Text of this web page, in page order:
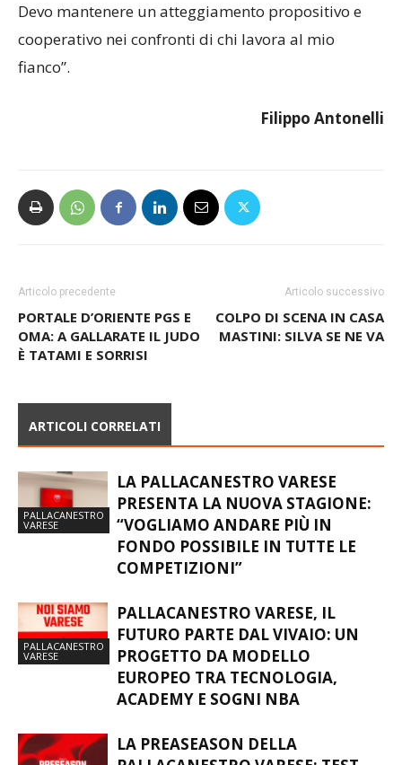
fare il meglio possibile in allenamento e in partita.
Devo mantenere un atteggiamento propositivo e
cooperativo nei confronti di chi lavora al mio
Articolo precedente
PORTALE D’ORIENTE PGS E
Articolo successivo
LA PALLACANESTRO VARESE
PRESENTA LA NUOVA STAGIONE:
“VOGLIAMO ANDARE PIÙ IN
FONDO POSSIBILE IN TUTTE LE
PALLACANESTRO VARESE, IL
FUTURO PARTE DAL VIVAIO: UN
PROGETTO DA MODELLO
EUROPEO TRA TECNOLOGIA,